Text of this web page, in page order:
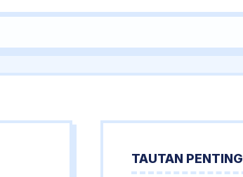
TAUTAN PENTING